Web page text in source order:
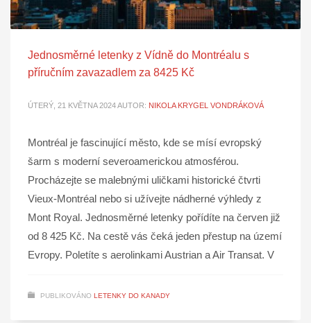
Jednosměrné letenky z Vídně do Montréalu s
příručním zavazadlem za 8425 Kč
ÚTERÝ, 21 KVĚTNA 2024AUTOR: NIKOLA KRYGEL VONDRÁKOVÁ
Montréal je fascinující město, kde se mísí evropský
šarm s moderní severoamerickou atmosférou.
Procházejte se malebnými uličkami historické čtvrti
Vieux-Montréal nebo si užívejte nádherné výhledy z
Mont Royal. Jednosměrné letenky pořídíte na červen již
od 8 425 Kč. Na cestě vás čeká jeden přestup na území
Evropy. Poletíte s aerolinkami Austrian a Air Transat. V
PUBLIKOVÁNO LETENKY DO KANADY